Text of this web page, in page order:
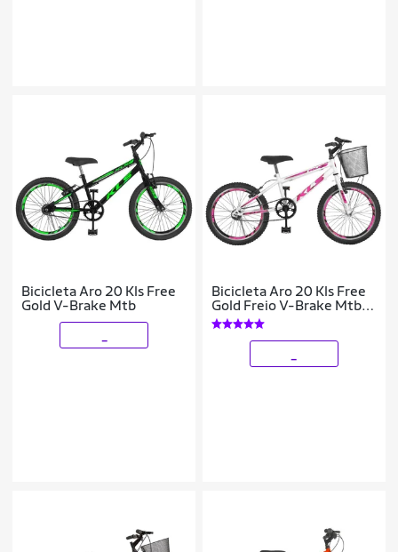
Bicicleta Aro 20 Kls Free
Gold V-Brake Mtb
Bicicleta Aro 20 Kls Free
Gold Freio V-Brake Mtb
Feminina